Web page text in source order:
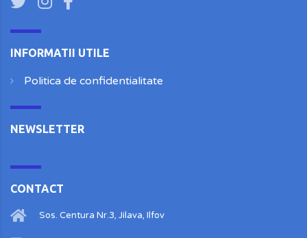
INFORMATII UTILE
Politica de confidentialitate
NEWSLETTER
CONTACT
Sos. Centura Nr.3, Jilava, Ilfov